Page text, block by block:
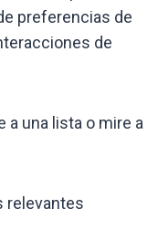
preferencias de
de
a una lista o mire a
relevantes